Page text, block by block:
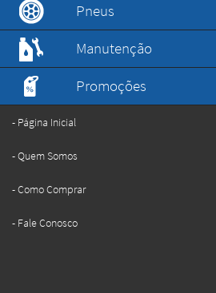
Pneus
Manutenção
Promoções
Página Inicial
Quem Somos
Como Comprar
Fale Conosco